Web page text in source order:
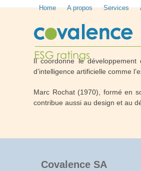
Home A propos Services
Il coordonne le développement
d’intelligence artificielle comme
Marc Rochat (1970), formé en
contribue aussi au design et au
Covalence SA